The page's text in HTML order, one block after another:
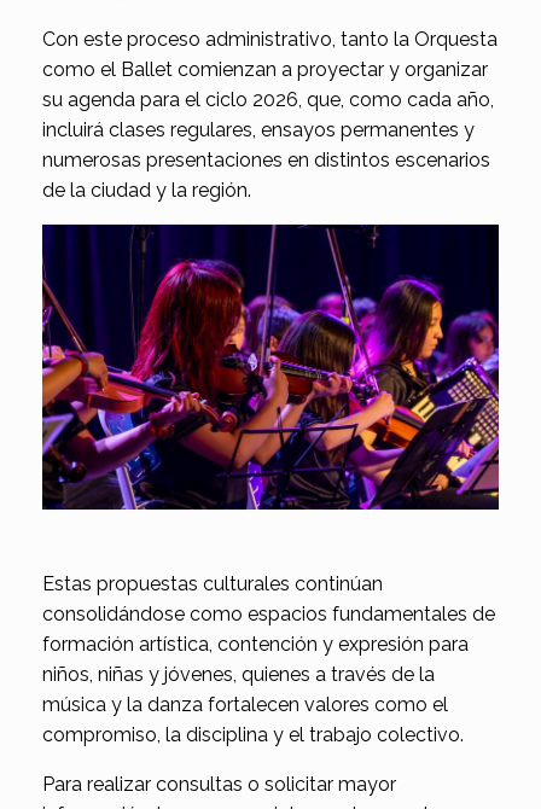
Con este proceso administrativo, tanto la Orquesta
como el Ballet comienzan a proyectar y organizar
su agenda para el ciclo 2026, que, como cada año,
incluirá clases regulares, ensayos permanentes y
numerosas presentaciones en distintos escenarios
de la ciudad y la región.
Estas propuestas culturales continúan
consolidándose como espacios fundamentales de
formación artística, contención y expresión para
niños, niñas y jóvenes, quienes a través de la
música y la danza fortalecen valores como el
compromiso, la disciplina y el trabajo colectivo.
Para realizar consultas o solicitar mayor